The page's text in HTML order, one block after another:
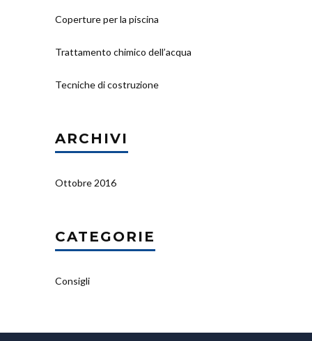
Coperture per la piscina
Trattamento chimico dell’acqua
Tecniche di costruzione
ARCHIVI
Ottobre 2016
CATEGORIE
Consigli